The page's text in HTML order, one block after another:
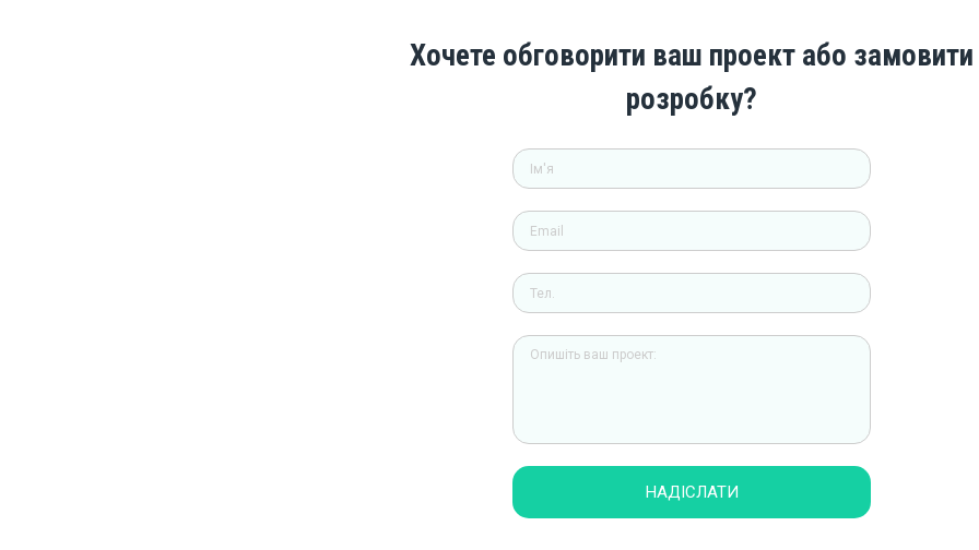
Хочете обговорити ваш проект або замовити
розробку?
НАДІСЛАТИ